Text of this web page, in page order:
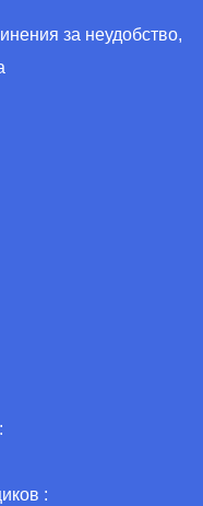
за неудобство,
: